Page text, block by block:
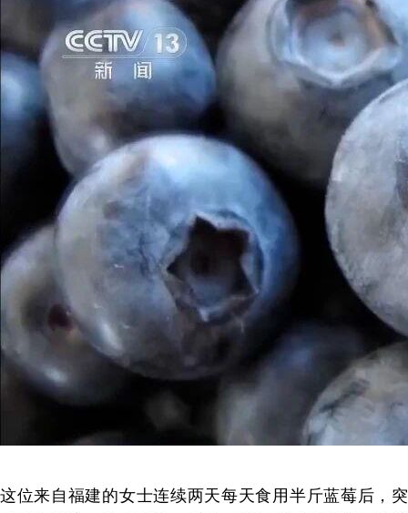
这位来自福建的女士连续两天每天食用半斤蓝莓后，突